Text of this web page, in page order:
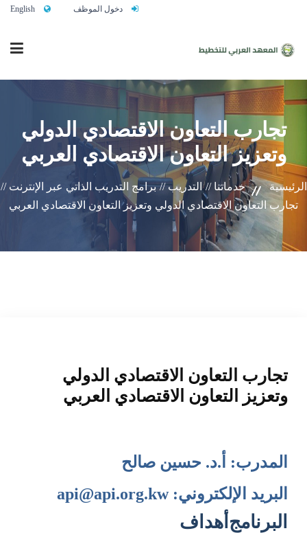
دخول الموظف English
الرئيسية
من نحن
خدماتنا
تواصلوا معنا
تجارب التعاون الاقتصادي الدولي
وتعزيز التعاون الاقتصادي العربي
الرئيسية خدماتنا // التدريب // برامج التدريب الذاتي عبر الإنترنت //
تجارب التعاون الاقتصادي الدولي وتعزيز التعاون الاقتصادي العربي
تجارب التعاون الاقتصادي الدولي
وتعزيز التعاون الاقتصادي العربي
المدرب: أ.د. حسين صالح
البريد الإلكتروني: api@api.org.kw
أهداف البرنامج